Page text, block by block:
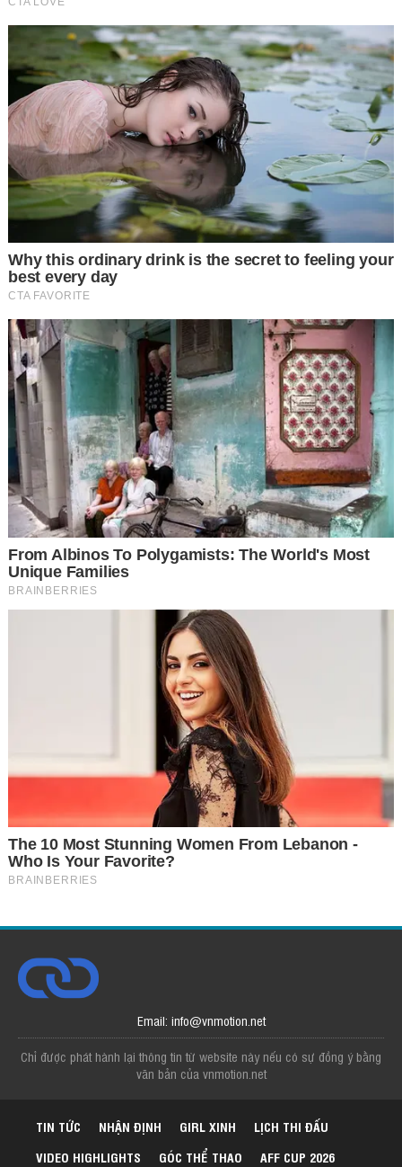
Email: info@vnmotion.net
Chỉ được phát hành lại thông tin từ website này nếu có sự đồng ý bằng
văn bản của vnmotion.net
TIN TỨC NHẬN ĐỊNH GIRL XINH
LỊCH THI ĐẤU
VIDEO HIGHLIGHTS
GÓC THỂ THAO AFF CUP 2026